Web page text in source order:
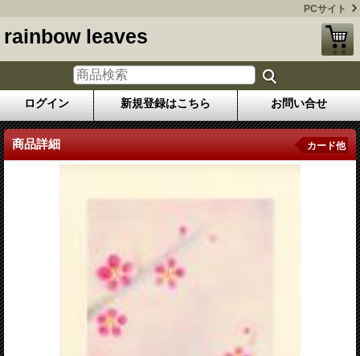
PCサイト
rainbow leaves
ログイン 新規登録はこちら お問い合せ
商品詳細 カード他